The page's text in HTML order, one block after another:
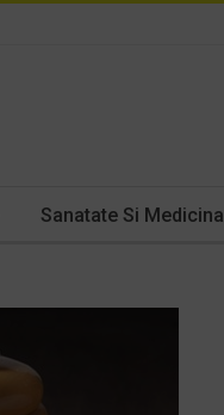
Sanatate Si Medicina